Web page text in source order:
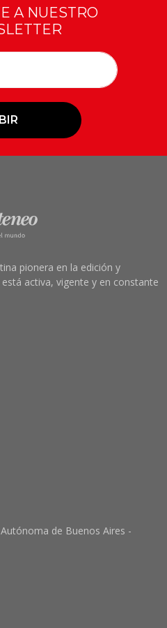
A NUESTRO
pionera en la edición y
activa, vigente y en constante
de Buenos Aires -